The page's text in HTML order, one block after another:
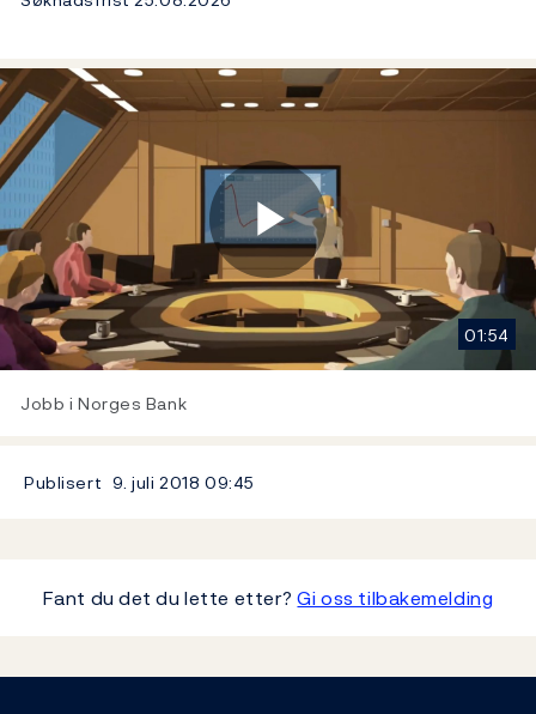
Play
01:54
Jobb i Norges Bank
Publisert 9. juli 2018 09:45
Fant du det du lette etter?Gi oss tilbakemelding